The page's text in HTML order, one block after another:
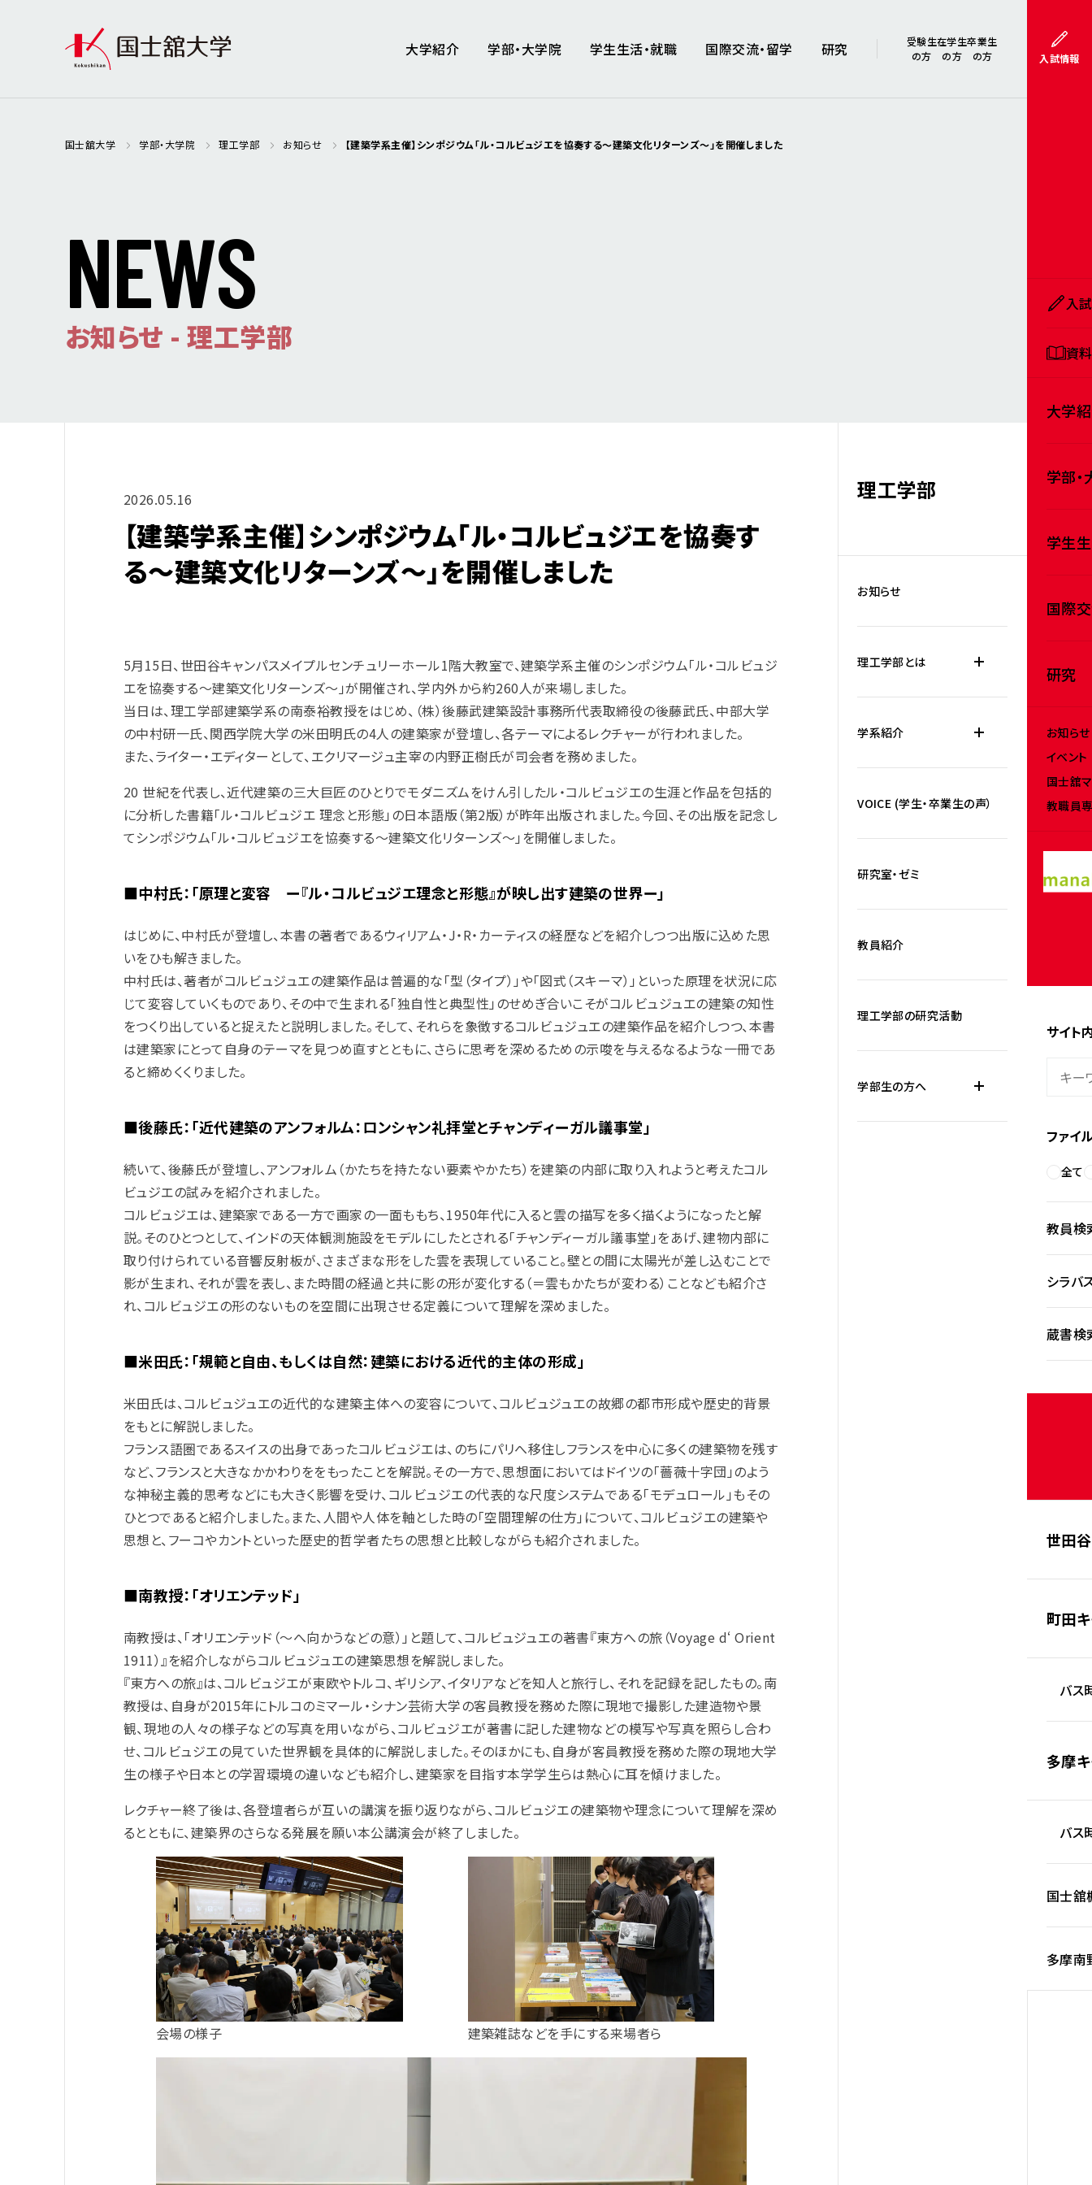
大学紹介 学部・大学院 学生生活・就職 国際交流・留学 研究
受験生
の方
在学生
の方
卒業生
の方
入試情報
入
資
大学
学部
学生
国際
研究
お知らせ
イベント
国士舘
教職員
サイト
ファイ
全て
教員検
シラバ
蔵書検
世田
町田
バス
多摩
バス
国士舘
多摩南
国士舘大学 学部・大学院 理工学部 お知らせ 【建築学系主催】シンポジウム「ル・コルビュジエを協奏する〜建築文化リターンズ〜」を開催しました
NEWS
お知らせ - 理工学部
2026.05.16
【建築学系主催】シンポジウム「ル・コルビュジエを協奏す
る〜建築文化リターンズ〜」を開催しました
5月15日、世田谷キャンパスメイプルセンチュリーホール1階大教室で、建築学系主催のシンポジウム「ル・コルビュジ
エを協奏する〜建築文化リターンズ〜」が開催され、学内外から約260人が来場しました。
当日は、理工学部建築学系の南泰裕教授をはじめ、（株）後藤武建築設計事務所代表取締役の後藤武氏、中部大学
の中村研一氏、関西学院大学の米田明氏の4人の建築家が登壇し、各テーマによるレクチャーが行われました。
また、ライター・エディターとして、エクリマージュ主宰の内野正樹氏が司会者を務めました。
20 世紀を代表し、近代建築の三大巨匠のひとりでモダニズムをけん引したル・コルビュジエの生涯と作品を包括的
に分析した書籍「ル・コルビュジエ 理念と形態」の日本語版（第2版）が昨年出版されました。今回、その出版を記念し
てシンポジウム「ル・コルビュジエを協奏する～建築文化リターンズ～」を開催しました。
■中村氏：「原理と変容 ー『ル・コルビュジエ理念と形態』が映し出す建築の世界ー」
はじめに、中村氏が登壇し、本書の著者であるウィリアム・J・R・カーティスの経歴などを紹介しつつ出版に込めた思
いをひも解きました。
中村氏は、著者がコルビュジュエの建築作品は普遍的な「型（タイプ）」や「図式（スキーマ）」といった原理を状況に応
じて変容していくものであり、その中で生まれる「独自性と典型性」のせめぎ合いこそがコルビュジュエの建築の知性
をつくり出していると捉えたと説明しました。そして、それらを象徴するコルビュジュエの建築作品を紹介しつつ、本書
は建築家にとって自身のテーマを見つめ直すとともに、さらに思考を深めるための示唆を与えるなるような一冊であ
ると締めくくりました。
■後藤氏：「近代建築のアンフォルム：ロンシャン礼拝堂とチャンディーガル議事堂」
続いて、後藤氏が登壇し、アンフォルム（かたちを持たない要素やかたち）を建築の内部に取り入れようと考えたコル
ビュジエの試みを紹介されました。
コルビュジエは、建築家である一方で画家の一面ももち、1950年代に入ると雲の描写を多く描くようになったと解
説。そのひとつとして、インドの天体観測施設をモデルにしたとされる「チャンディーガル議事堂」をあげ、建物内部に
取り付けられている音響反射板が、さまざまな形をした雲を表現していること。壁との間に太陽光が差し込むことで
影が生まれ、それが雲を表し、また時間の経過と共に影の形が変化する（＝雲もかたちが変わる）ことなども紹介さ
れ、コルビュジエの形のないものを空間に出現させる定義について理解を深めました。
■米田氏：「規範と自由、もしくは自然：建築における近代的主体の形成」
米田氏は、コルビュジュエの近代的な建築主体への変容について、コルビュジュエの故郷の都市形成や歴史的背景
をもとに解説しました。
フランス語圏であるスイスの出身であったコルビュジエは、のちにパリへ移住しフランスを中心に多くの建築物を残す
など、フランスと大きなかかわりををもったことを解説。その一方で、思想面においてはドイツの「薔薇十字団」のよう
な神秘主義的思考などにも大きく影響を受け、コルビュジエの代表的な尺度システムである「モデュロール」もその
ひとつであると紹介しました。また、人間や人体を軸とした時の「空間理解の仕方」について、コルビュジエの建築や
思想と、フーコやカントといった歴史的哲学者たちの思想と比較しながらも紹介されました。
■南教授：「オリエンテッド」
南教授は、「オリエンテッド（～へ向かうなどの意）」と題して、コルビュジュエの著書『東方への旅（Voyage d‘ Orient
1911）』を紹介しながらコルビュジュエの建築思想を解説しました。
『東方への旅』は、コルビュジエが東欧やトルコ、ギリシア、イタリアなどを知人と旅行し、それを記録を記したもの。南
教授は、自身が2015年にトルコのミマール・シナン芸術大学の客員教授を務めた際に現地で撮影した建造物や景
観、現地の人々の様子などの写真を用いながら、コルビュジエが著書に記した建物などの模写や写真を照らし合わ
せ、コルビュジエの見ていた世界観を具体的に解説しました。そのほかにも、自身が客員教授を務めた際の現地大学
生の様子や日本との学習環境の違いなども紹介し、建築家を目指す本学学生らは熱心に耳を傾けました。
レクチャー終了後は、各登壇者らが互いの講演を振り返りながら、コルビュジエの建築物や理念について理解を深め
るとともに、建築界のさらなる発展を願い本公講演会が終了しました。
会場の様子 建築雑誌などを手にする来場者ら
理工学部
お知らせ
理工学部とは
学系紹介
VOICE (学生・卒業生の声）
研究室・ゼミ
教員紹介
理工学部の研究活動
学部生の方へ